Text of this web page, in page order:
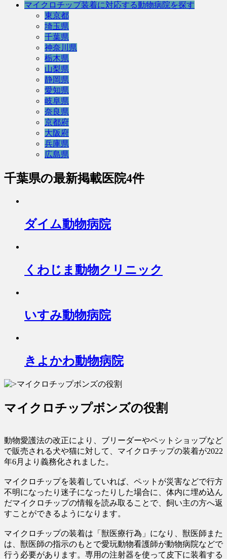
マイクロチップ装着に対応する動物病院を探す
東京都
埼玉県
千葉県
神奈川県
栃木県
山梨県
静岡県
愛知県
岐阜県
奈良県
京都府
大阪府
兵庫県
広島県
千葉県の最新掲載医院4件
ダイム動物病院
くわじま動物クリニック
いすみ動物病院
きよかわ動物病院
マイクロチップボンズの役割
動物愛護法の改正により、ブリーダーやペットショップなど
で販売される犬や猫に対して、マイクロチップの装着が2022
年6月より義務化されました。
マイクロチップを装着していれば、ペットが災害などで行方
不明になったり迷子になったりした場合に、体内に埋め込ん
だマイクロチップの情報を読み取ることで、飼い主の方へ返
すことができるようになります。
マイクロチップの装着は「獣医療行為」になり、獣医師また
は、獣医師の指示のもとで愛玩動物看護師が動物病院などで
行う必要があります。専用の注射器を使って皮下に装着する